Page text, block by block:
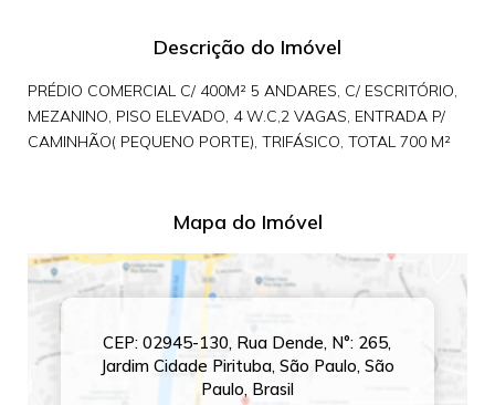
Descrição do Imóvel
PRÉDIO COMERCIAL C/ 400M² 5 ANDARES, C/ ESCRITÓRIO,
MEZANINO, PISO ELEVADO, 4 W.C,2 VAGAS, ENTRADA P/
CAMINHÃO( PEQUENO PORTE), TRIFÁSICO, TOTAL 700 M²
Mapa do Imóvel
CEP: 02945-130, Rua Dende, N°: 265,
Jardim Cidade Pirituba, São Paulo, São
Paulo, Brasil